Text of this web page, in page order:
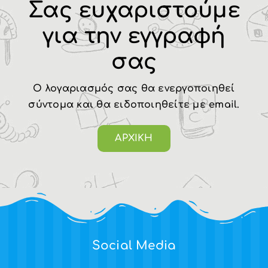
Η ΕΤΑΙΡΙΑ
ΠΡΟΪΟΝΤΑ
ΚΑΤΗΓΟΡΙΕΣ
ΚΑΤΑΛΟΓΟΙ
ΑΡΘΡΑ
Σας ευχαριστούμε
για την εγγραφή
σας
Ο λογαριασμός σας θα ενεργοποιηθεί
σύντομα και θα ειδοποιηθείτε με email.
ΑΡΧΙΚΗ
Social Media